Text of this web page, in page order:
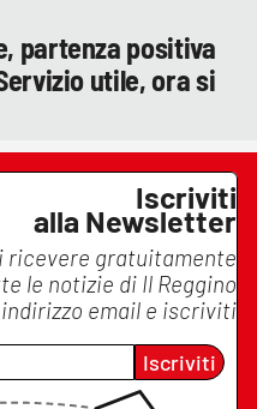
partenza positiva
utile, ora si
Iscriviti
alla Newsletter
ricevere gratuitamente
le notizie di Il Reggino
email e iscriviti
Iscriviti